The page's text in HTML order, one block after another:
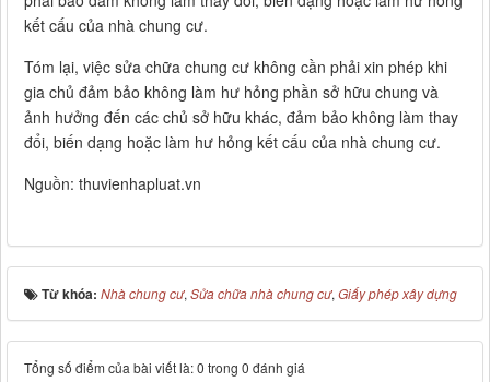
kết cấu của nhà chung cư.
Tóm lại, việc sửa chữa chung cư không cần phải xin phép khi
gia chủ đảm bảo không làm hư hỏng phần sở hữu chung và
ảnh hưởng đến các chủ sở hữu khác, đảm bảo không làm thay
đổi, biến dạng hoặc làm hư hỏng kết cấu của nhà chung cư.
Nguồn: thuvienhapluat.vn
Từ khóa: Nhà chung cư, Sửa chữa nhà chung cư, Giấy phép xây dựng
Tổng số điểm của bài viết là: 0 trong 0 đánh giá